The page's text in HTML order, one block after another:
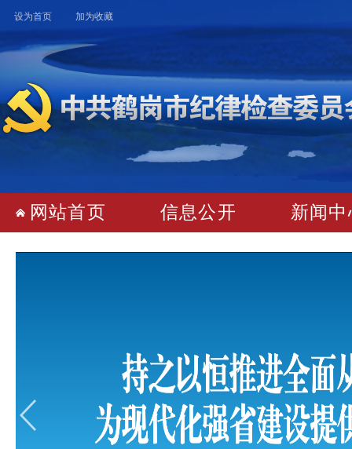
设为首页 加为收藏
网站首页 信息公开 新闻中